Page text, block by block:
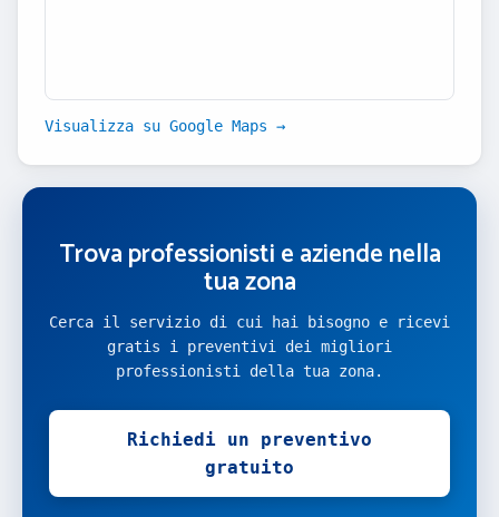
Visualizza su Google Maps →
Trova professionisti e aziende nella
tua zona
Cerca il servizio di cui hai bisogno e ricevi
gratis i preventivi dei migliori
professionisti della tua zona.
Richiedi un preventivo
gratuito